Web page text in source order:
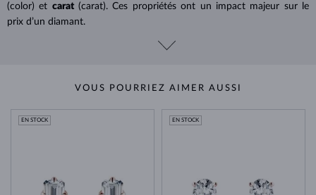
(color) et carat (carat). Ces propriétés ont un impact majeur sur le
prix d’un diamant.
VOUS POURRIEZ AIMER AUSSI
EN STOCK EN STOCK